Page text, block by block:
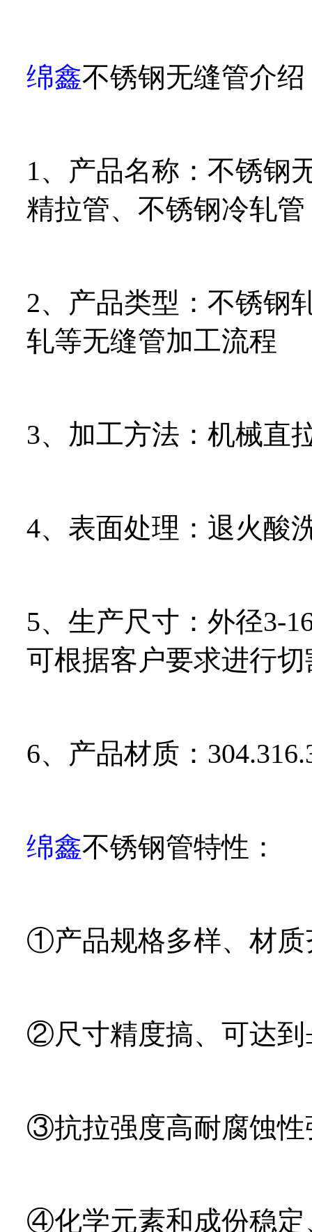
绵鑫不锈钢无缝管介绍
1、产品名称：不锈钢
精拉管、不锈钢冷轧管
2、产品类型：不锈钢
轧等无缝管加工流程
3、加工方法：机械直
4、表面处理：退火酸
5、生产尺寸：外径3-
可根据客户要求进行切
6、产品材质：
绵鑫不锈钢管特性：
①产品规格多样、材质
②尺寸精度搞、可达到
③抗拉强度高耐腐蚀性
④化学元素和成份稳定